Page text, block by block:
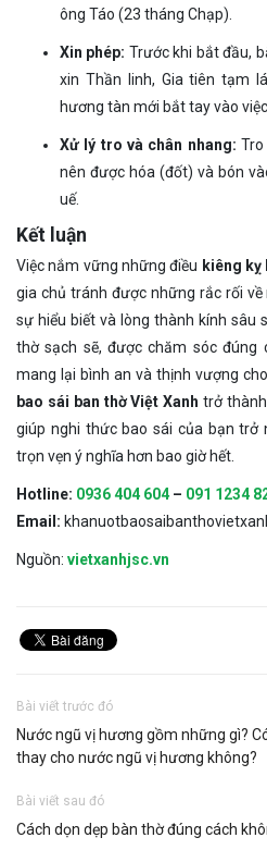
ông Táo (23 tháng Chạp).
Xin phép: Trước khi bắt đầu,
xin Thần linh, Gia tiên tạm
hương tàn mới bắt tay vào việc.
Xử lý tro và chân nhang:
nên được hóa (đốt) và bón
uế.
Kết luận
Việc nắm vững những điều kiêng kỵ
gia chủ tránh được những rắc rối
sự hiểu biết và lòng thành kính sâu
thờ sạch sẽ, được chăm sóc đúng
mang lại bình an và thịnh vượng
bao sái ban thờ Việt Xanh trở
giúp nghi thức bao sái của bạn trở
trọn vẹn ý nghĩa hơn bao giờ hết.
Hotline: 0936 404 604 – 091 1234
Email:
Nguồn: vietxanhjsc.vn
Bài viết trước đó
Nước ngũ vị hương gồm những gì?
thay cho nước ngũ vị hương không?
Bài viết sau đó
Cách dọn dẹp bàn thờ đúng cách